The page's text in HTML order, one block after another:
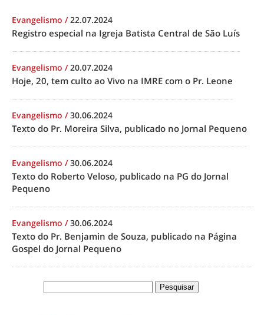
Evangelismo /22.07.2024
Registro especial na Igreja Batista Central de São Luís
Evangelismo /20.07.2024
Hoje, 20, tem culto ao Vivo na IMRE com o Pr. Leone
Evangelismo /30.06.2024
Texto do Pr. Moreira Silva, publicado no Jornal Pequeno
Evangelismo /30.06.2024
Texto do Roberto Veloso, publicado na PG do Jornal
Pequeno
Evangelismo /30.06.2024
Texto do Pr. Benjamin de Souza, publicado na Página
Gospel do Jornal Pequeno